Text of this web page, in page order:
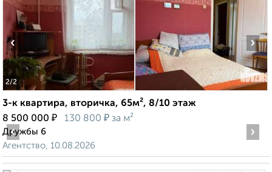
2/2
‹ ›
3-к квартира, вторичка, 65м², 8/10 этаж
8 500 000 ₽ 130 800 ₽ за м²
Дружбы 6
Агентство, 10.08.2026
‹ ›